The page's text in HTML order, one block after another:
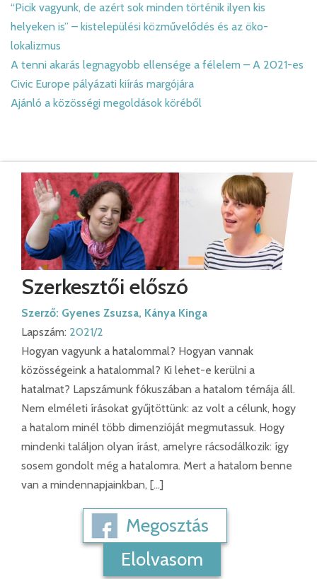
“Picik vagyunk, de azért sok minden történik ilyen kis
helyeken is” – kistelepülési közművelődés és az öko-
lokalizmus
A tenni akarás legnagyobb ellensége a félelem – A 2021-es
Civic Europe pályázati kiírás margójára
Ajánló a közösségi megoldások köréből
Szerkesztői előszó
Szerző: Gyenes Zsuzsa, Kánya Kinga
Lapszám: 2021/2
Hogyan vagyunk a hatalommal? Hogyan vannak
közösségeink a hatalommal? Ki lehet-e kerülni a
hatalmat? Lapszámunk fókuszában a hatalom témája áll.
Nem elméleti írásokat gyűjtöttünk: az volt a célunk, hogy
a hatalom minél több dimenzióját megmutassuk. Hogy
mindenki találjon olyan írást, amelyre rácsodálkozik: így
sosem gondolt még a hatalomra. Mert a hatalom benne
van a mindennapjainkban, […]
Megosztás
Elolvasom